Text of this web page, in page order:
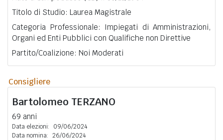
Titolo di Studio: Laurea Magistrale
Categoria Professionale: Impiegati di Amministrazioni,
Organi ed Enti Pubblici con Qualifiche non Direttive
Partito/Coalizione: Noi Moderati
Consigliere
Bartolomeo TERZANO
69 anni
Data elezioni:
09/06/2024
Data nomina: 26/06/2024